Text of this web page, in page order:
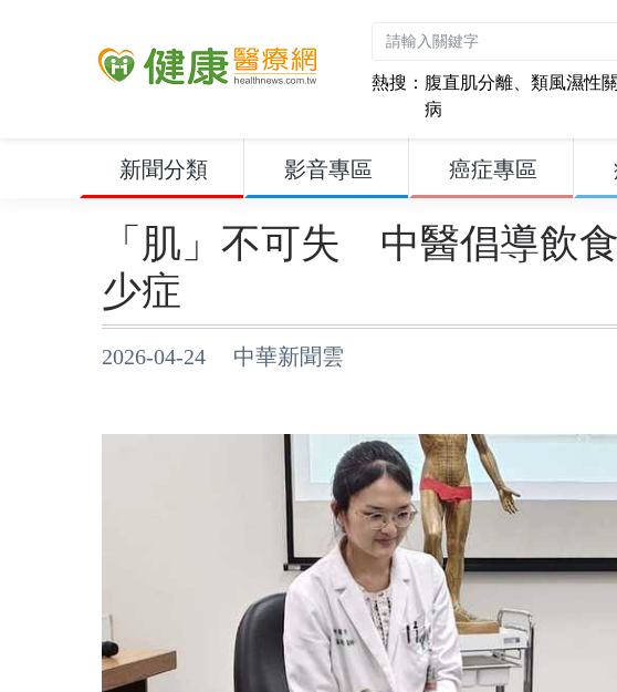
熱搜： 腹直肌分離、 類風濕性
病
新聞分類 影音專區 癌症專區
「肌」不可失 中醫倡導飲
少症
2026-04-24 中華新聞雲